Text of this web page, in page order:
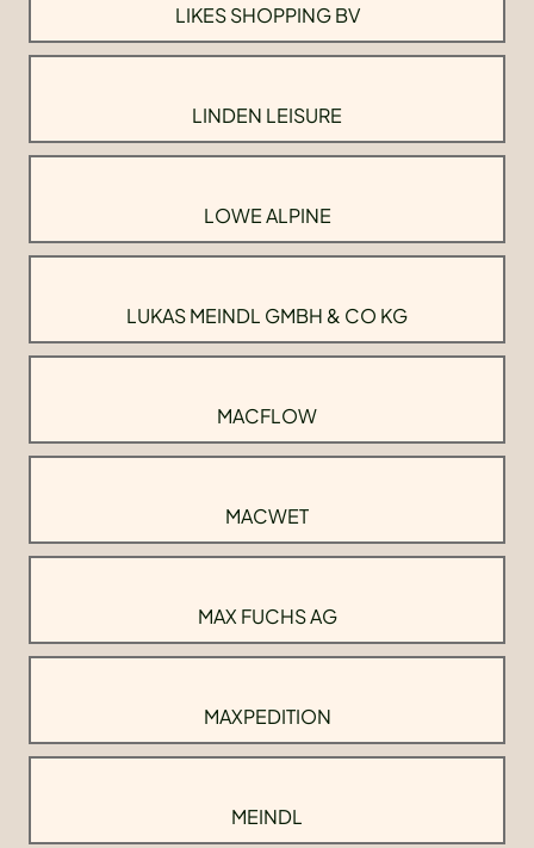
LIKES SHOPPING BV
LINDEN LEISURE
LOWE ALPINE
LUKAS MEINDL GMBH & CO KG
MACFLOW
MACWET
MAX FUCHS AG
MAXPEDITION
MEINDL